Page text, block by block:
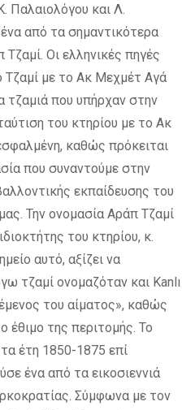
Παλαιολόγου και Λ.
από τα σημαντικότερα
Οι ελληνικές πηγές
Τζαμί με το Ακ Μεχμέτ Αγά
τζαμιά που υπήρχαν στην
του κτηρίου με το Ακ
καθώς πρόκειται
που συναντούμε στην
εκπαίδευσης του
Την ονομασία Αράπ Τζαμί
του κτηρίου, κ.
αυτό, αξίζει να
τζαμί ονομαζόταν και Kanlı
του αίματος», καθώς
έθιμο της περιτομής. Το
έτη 1850-1875 επί
ένα από τα εικοσιεννιά
Σύμφωνα με τον